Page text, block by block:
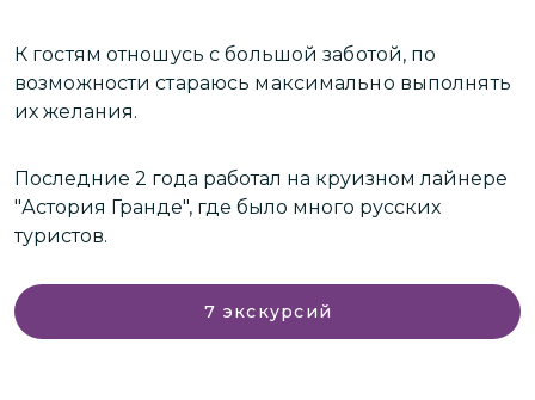
К гостям отношусь с большой заботой, по
возможности стараюсь максимально выполнять
их желания.
Последние 2 года работал на круизном лайнере
"Астория Гранде", где было много русских
туристов.
7 экскурсий